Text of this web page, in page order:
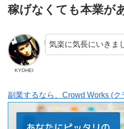
稼げなくても本業が
KYOHEI
気楽に気長にいきま
副業するなら、Crowd Works (ク